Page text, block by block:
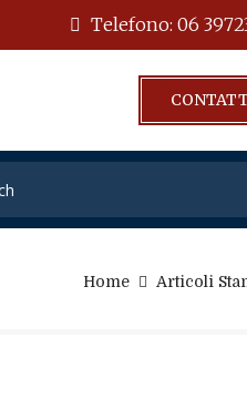
Telefono: 06
Home Articoli